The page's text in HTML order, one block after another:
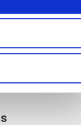
zien.
laatste